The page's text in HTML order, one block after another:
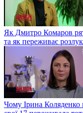
Як Дмитро Комаров
та як переживає
Чому Ірина Коляденко